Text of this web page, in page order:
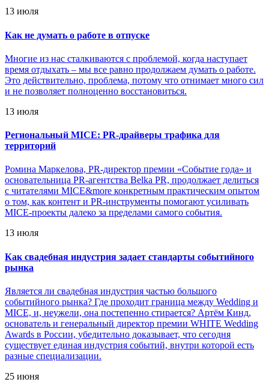
13 июля
Как не думать о работе в отпуске
Многие из нас сталкиваются с проблемой, когда наступает
время отдыхать – мы все равно продолжаем думать о работе.
Это действительно, проблема, потому что отнимает много сил
и не позволяет полноценно восстановиться.
13 июля
Региональный MICE: PR-драйверы трафика для
территорий
Ромина Маркелова, PR-директор премии «Событие года» и
основательница PR-агентства Belka PR, продолжает делиться
с читателями MICE&more конкретным практическим опытом
о том, как контент и PR-инструменты помогают усиливать
MICE-проекты далеко за пределами самого события.
13 июля
Как свадебная индустрия задает стандарты событийного
рынка
Является ли свадебная индустрия частью большого
событийного рынка? Где проходит граница между Wedding и
MICE, и, неужели, она постепенно стирается? Артём Кинд,
основатель и генеральный директор премии WHITE Wedding
Awards в России, убедительно доказывает, что сегодня
существует единая индустрия событий, внутри которой есть
разные специализации.
25 июня